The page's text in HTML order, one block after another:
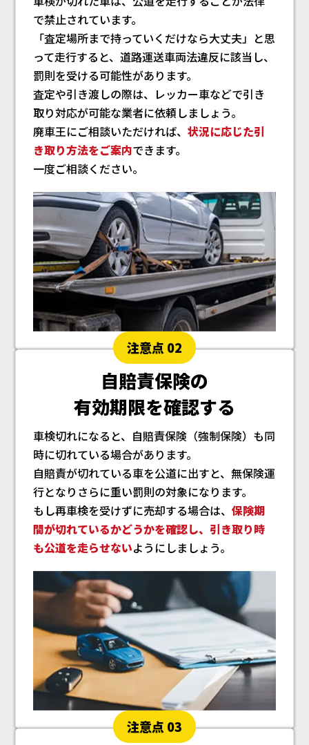
で禁止されています。
「査定場所まで持っていくだけなら大丈夫」と思
って走行すると、道路運送車両法違反に該当し、
罰則を受ける可能性があります。
査定や引き渡しの際は、レッカー車などで引き
取り対応が可能な業者に依頼しましょう。
廃車王にご相談いただければ、状況に応じた引
き取り方法をご案内できます。
一度ご相談ください。
注意点 02
自賠責保険の
有効期限を確認する
車検切れになると、自賠責保険（強制保険）も同
時に切れている場合があります。
自賠責が切れている車を公道に出すと、無保険運
行となりさらに重い罰則の対象になります。
もし再車検を受けずに売却する場合は、保険期
間が切れているかどうかを確認し、引き取り時
も公道を走らせないようにしましょう。
注意点 03